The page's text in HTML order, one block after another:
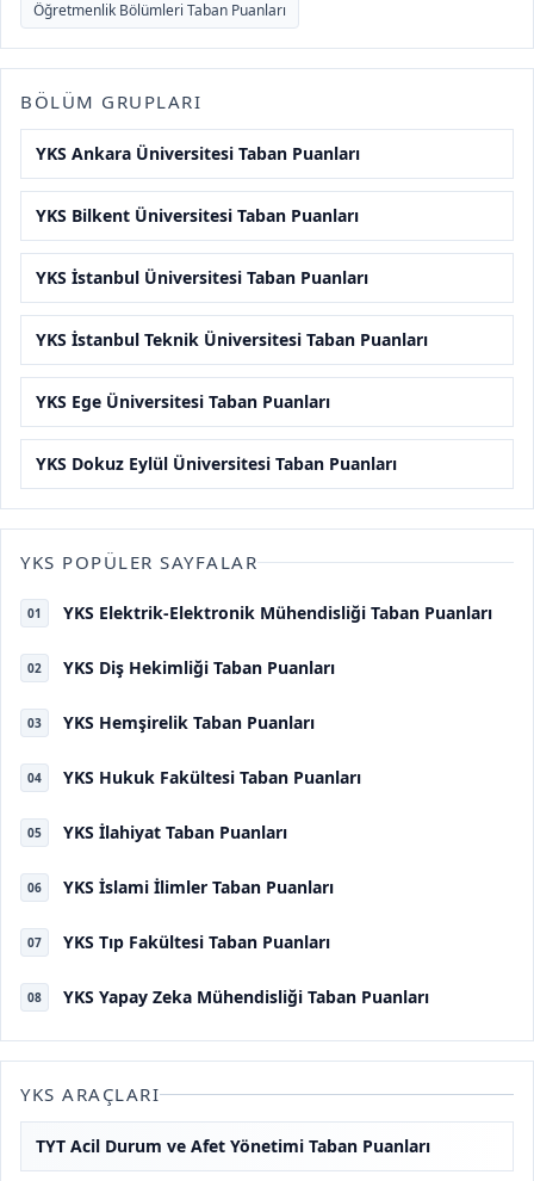
Öğretmenlik Bölümleri Taban Puanları
BÖLÜM GRUPLARI
YKS Ankara Üniversitesi Taban Puanları
YKS Bilkent Üniversitesi Taban Puanları
YKS İstanbul Üniversitesi Taban Puanları
YKS İstanbul Teknik Üniversitesi Taban Puanları
YKS Ege Üniversitesi Taban Puanları
YKS Dokuz Eylül Üniversitesi Taban Puanları
YKS POPÜLER SAYFALAR
01 YKS Elektrik-Elektronik Mühendisliği Taban Puanları
02 YKS Diş Hekimliği Taban Puanları
03 YKS Hemşirelik Taban Puanları
04 YKS Hukuk Fakültesi Taban Puanları
05 YKS İlahiyat Taban Puanları
06 YKS İslami İlimler Taban Puanları
07 YKS Tıp Fakültesi Taban Puanları
08 YKS Yapay Zeka Mühendisliği Taban Puanları
YKS ARAÇLARI
TYT Acil Durum ve Afet Yönetimi Taban Puanları